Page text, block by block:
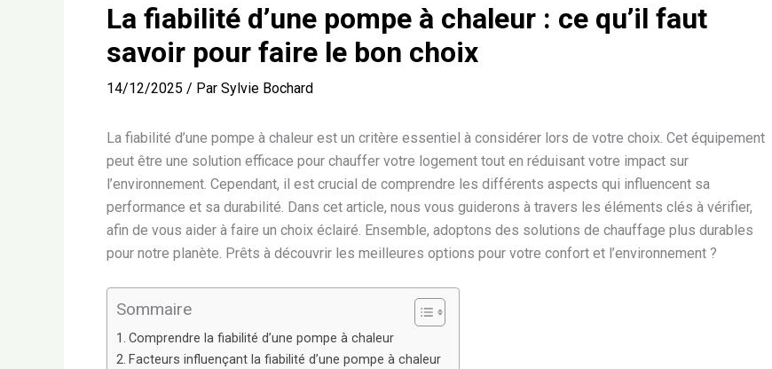
La fiabilité d’une pompe à chaleur : ce qu’il faut
savoir pour faire le bon choix
14/12/2025 / Par Sylvie Bochard
La fiabilité d’une pompe à chaleur est un critère essentiel à considérer lors de votre choix. Cet équipement
peut être une solution efficace pour chauffer votre logement tout en réduisant votre impact sur
l’environnement. Cependant, il est crucial de comprendre les différents aspects qui influencent sa
performance et sa durabilité. Dans cet article, nous vous guiderons à travers les éléments clés à vérifier,
afin de vous aider à faire un choix éclairé. Ensemble, adoptons des solutions de chauffage plus durables
pour notre planète. Prêts à découvrir les meilleures options pour votre confort et l’environnement ?
Sommaire
Comprendre la fiabilité d’une pompe à chaleur
Facteurs influençant la fiabilité d’une pompe à chaleur